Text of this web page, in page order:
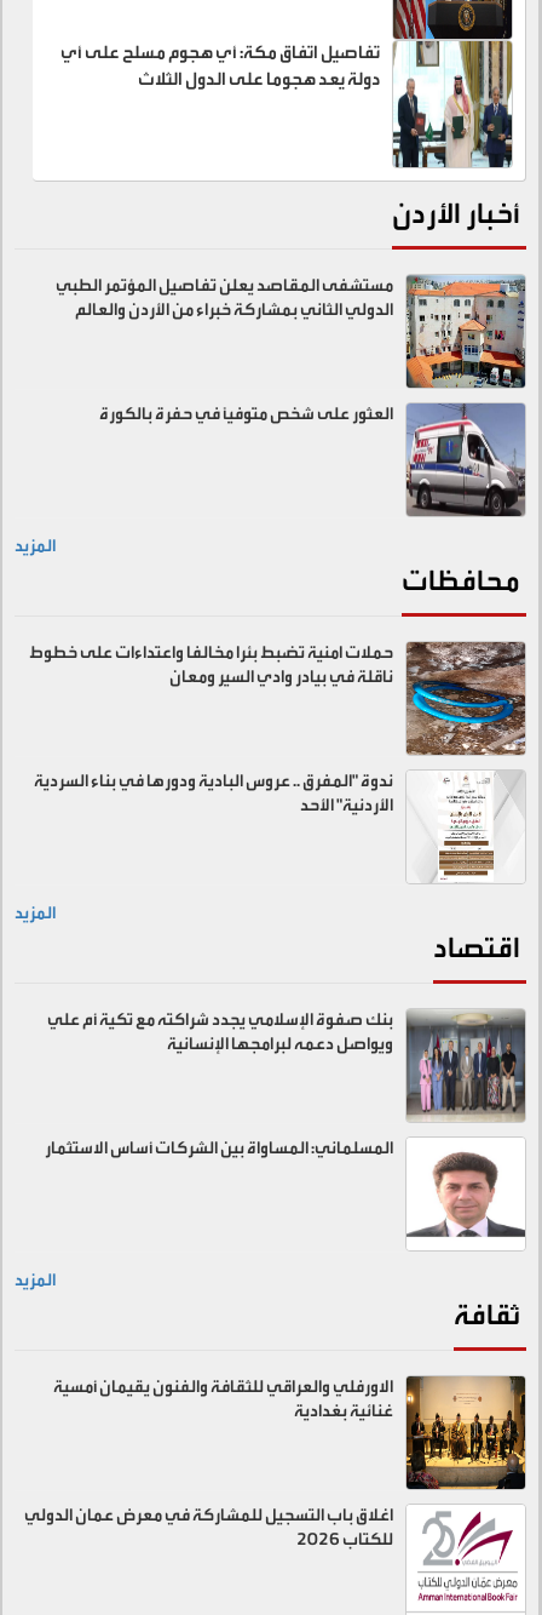
تفاصيل اتفاق مكة: أي هجوم مسلح على أي
دولة يعد هجوما على الدول الثلاث
أخبار الأردن
مستشفى المقاصد يعلن تفاصيل المؤتمر الطبي
الدولي الثاني بمشاركة خبراء من الأردن والعالم
العثور على شخص متوفيًا في حفرة بالكورة
المزيد
محافظات
حملات امنية تضبط بئرا مخالفا واعتداءات على خطوط
ناقلة في بيادر وادي السير ومعان
ندوة "المفرق .. عروس البادية ودورها في بناء السردية
الأردنية" الأحد
المزيد
اقتصاد
بنك صفوة الإسلامي يجدد شراكته مع تكية أم علي
ويواصل دعمه لبرامجها الإنسانية
المسلماني: المساواة بين الشركات أساس الاستثمار
المزيد
ثقافة
الاورفلي والعراقي للثقافة والفنون يقيمان أمسية
غنائية بغدادية
اغلاق باب التسجيل للمشاركة في معرض عمان الدولي
للكتاب 2026